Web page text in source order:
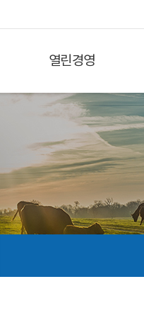
열린경영